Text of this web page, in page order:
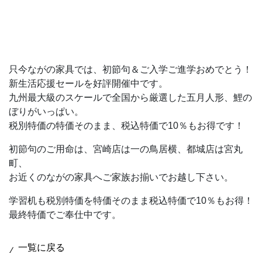
只今ながの家具では、初節句＆ご入学ご進学おめでとう！
新生活応援セールを好評開催中です。
九州最大級のスケールで全国から厳選した五月人形、鯉の
ぼりがいっぱい。
税別特価の特価そのまま、税込特価で10％もお得です！
初節句のご用命は、宮崎店は一の鳥居横、都城店は宮丸
町、
お近くのながの家具へご家族お揃いでお越し下さい。
学習机も税別特価を特価そのまま税込特価で10％もお得！
最終特価でご奉仕中です。
一覧に戻る